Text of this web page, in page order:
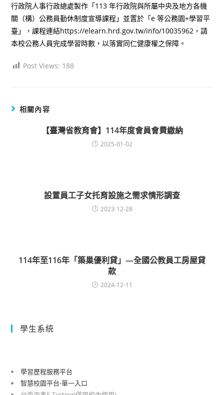
行政院人事行政總處製作「113 年行政院與所屬中央及地方各機
關（構）公務員勤休制度宣導課程」並置於「e 等公務園+學習平
臺」，課程連結https://elearn.hrd.gov.tw/info/10035962，請
本校公務人員完成學習時數，以落實同仁健康權之保障。
Post Views: 188
相關內容
【臺灣省教育會】114年度會員會費繳納
2025-01-02
設置員工子女托育設施之需求情形調查
2023-12-28
114年至116年「築巢優利貸」—全國公教員工房屋貸
款
2024-12-11
學生系統
學習歷程服務平台
智慧校園平台-單一入口